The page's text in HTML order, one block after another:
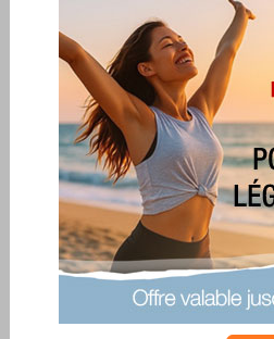
Heureusement j'ai passé une bonne nuit ce
mieux aujourd'hui ......
Je me suis pesée ce matin et je n'ai pas
croire que je suis arrivée à un poids qui ne
ce le bon ???) pas grave, je me sens bien
Donc ce matin, courses pour la semaine,
quoi manger à midi !!! et pour ne pas
fasse le plein de bonnes choses !!!!
J'espère que vous avez prévu un bon
fait un temps mitigé, mais froid, il y a